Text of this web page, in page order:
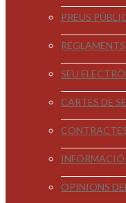
PREUS
SEU
CARTES DE
OPINIONS